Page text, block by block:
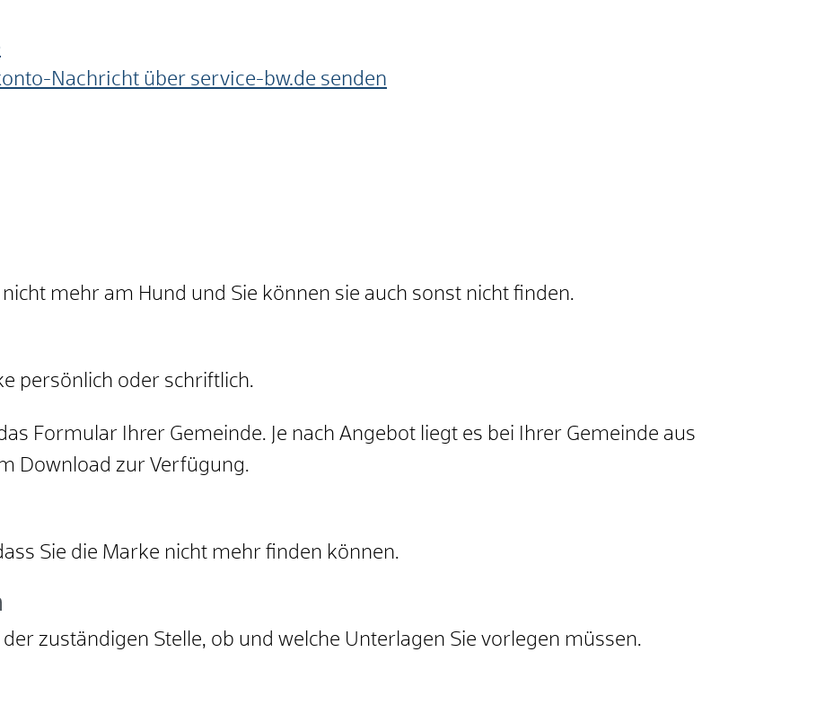
Nachricht über service-bw.de senden
mehr am Hund und Sie können sie auch sonst nicht finden.
persönlich oder schriftlich.
Formular Ihrer Gemeinde. Je nach Angebot liegt es bei Ihrer Gemeinde aus
Download zur Verfügung.
Sie die Marke nicht mehr finden können.
zuständigen Stelle, ob und welche Unterlagen Sie vorlegen müssen.